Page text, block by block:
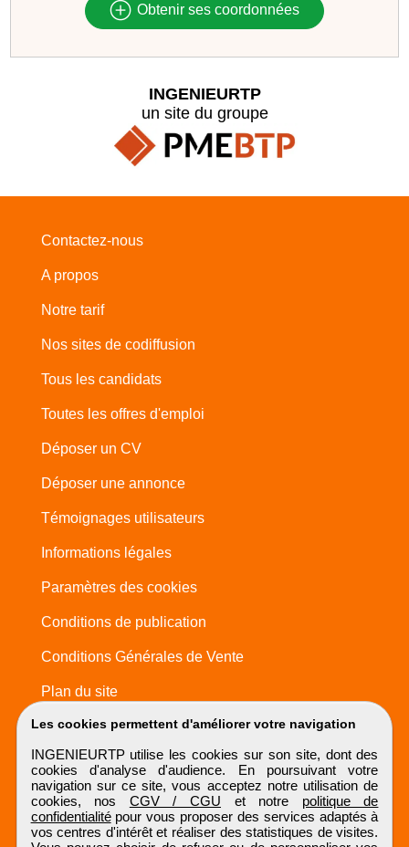
Obtenir ses coordonnées
Les cookies permettent d'améliorer votre navigation
INGENIEURTP utilise les cookies sur son site, dont des
cookies d'analyse d'audience. En poursuivant votre
navigation sur ce site, vous acceptez notre utilisation de
cookies, nos CGV / CGU et notre politique de
confidentialitépour vous proposer des services adaptés à
vos centres d'intérêt et réaliser des statistiques de visites.
INGENIEURTP
un site du groupe
Contactez-nous
A propos
Notre tarif
Nos sites de codiffusion
Tous les candidats
Toutes les offres d'emploi
Déposer un CV
Déposer une annonce
Témoignages utilisateurs
Informations légales
Paramètres des cookies
Conditions de publication
Conditions Générales de Vente
Plan du site